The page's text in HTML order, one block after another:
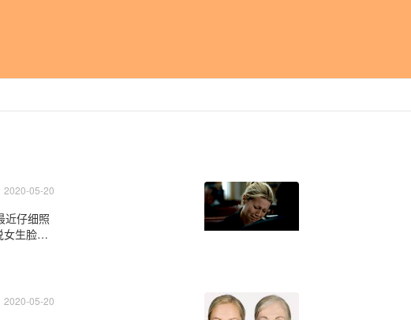
2020-05-20
近仔细照
生脸上
2020-05-20